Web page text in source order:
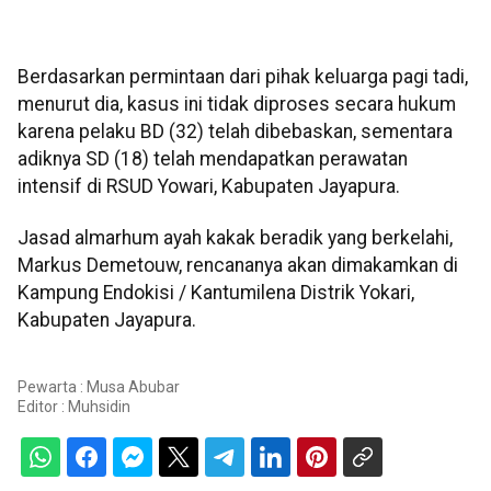
Berdasarkan permintaan dari pihak keluarga pagi tadi,
menurut dia, kasus ini tidak diproses secara hukum
karena pelaku BD (32) telah dibebaskan, sementara
adiknya SD (18) telah mendapatkan perawatan
intensif di RSUD Yowari, Kabupaten Jayapura.
Jasad almarhum ayah kakak beradik yang berkelahi,
Markus Demetouw, rencananya akan dimakamkan di
Kampung Endokisi / Kantumilena Distrik Yokari,
Kabupaten Jayapura.
Pewarta : Musa Abubar
Editor : Muhsidin